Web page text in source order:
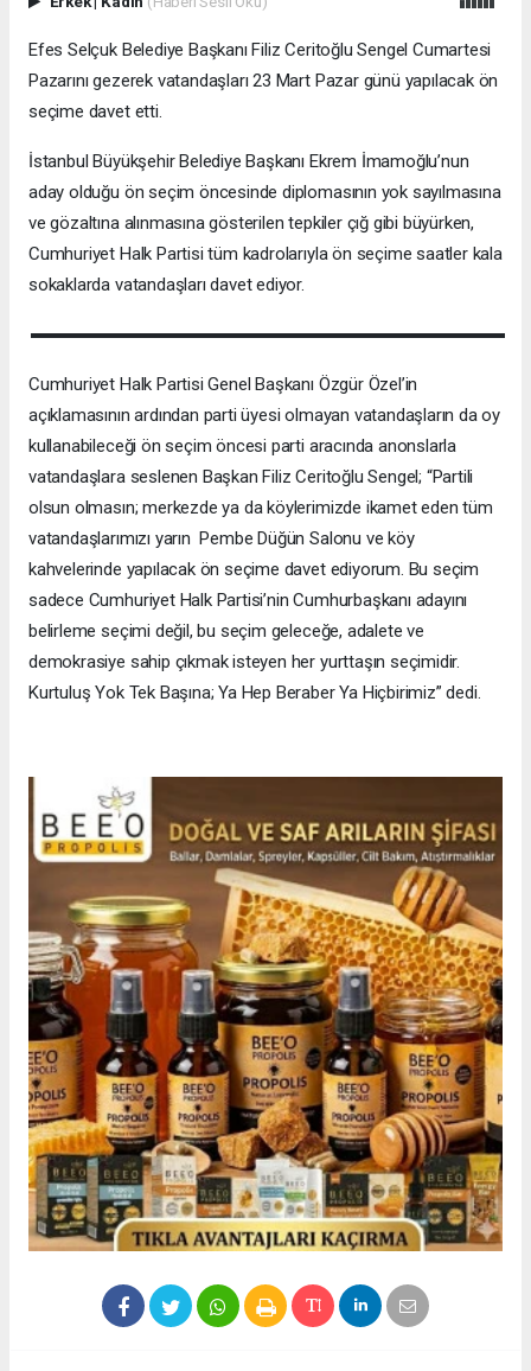
Efes Selçuk Belediye Başkanı Filiz Ceritoğlu Sengel Cumartesi
Pazarını gezerek vatandaşları 23 Mart Pazar günü yapılacak ön
seçime davet etti.
İstanbul Büyükşehir Belediye Başkanı Ekrem İmamoğlu’nun
aday olduğu ön seçim öncesinde diplomasının yok sayılmasına
ve gözaltına alınmasına gösterilen tepkiler çığ gibi büyürken,
Cumhuriyet Halk Partisi tüm kadrolarıyla ön seçime saatler kala
sokaklarda vatandaşları davet ediyor.
Cumhuriyet Halk Partisi Genel Başkanı Özgür Özel’in
açıklamasının ardından parti üyesi olmayan vatandaşların da oy
kullanabileceği ön seçim öncesi parti aracında anonslarla
vatandaşlara seslenen Başkan Filiz Ceritoğlu Sengel; “Partili
olsun olmasın; merkezde ya da köylerimizde ikamet eden tüm
vatandaşlarımızı yarın Pembe Düğün Salonu ve köy
kahvelerinde yapılacak ön seçime davet ediyorum. Bu seçim
sadece Cumhuriyet Halk Partisi’nin Cumhurbaşkanı adayını
belirleme seçimi değil, bu seçim geleceğe, adalete ve
demokrasiye sahip çıkmak isteyen her yurttaşın seçimidir.
Kurtuluş Yok Tek Başına; Ya Hep Beraber Ya Hiçbirimiz” dedi.